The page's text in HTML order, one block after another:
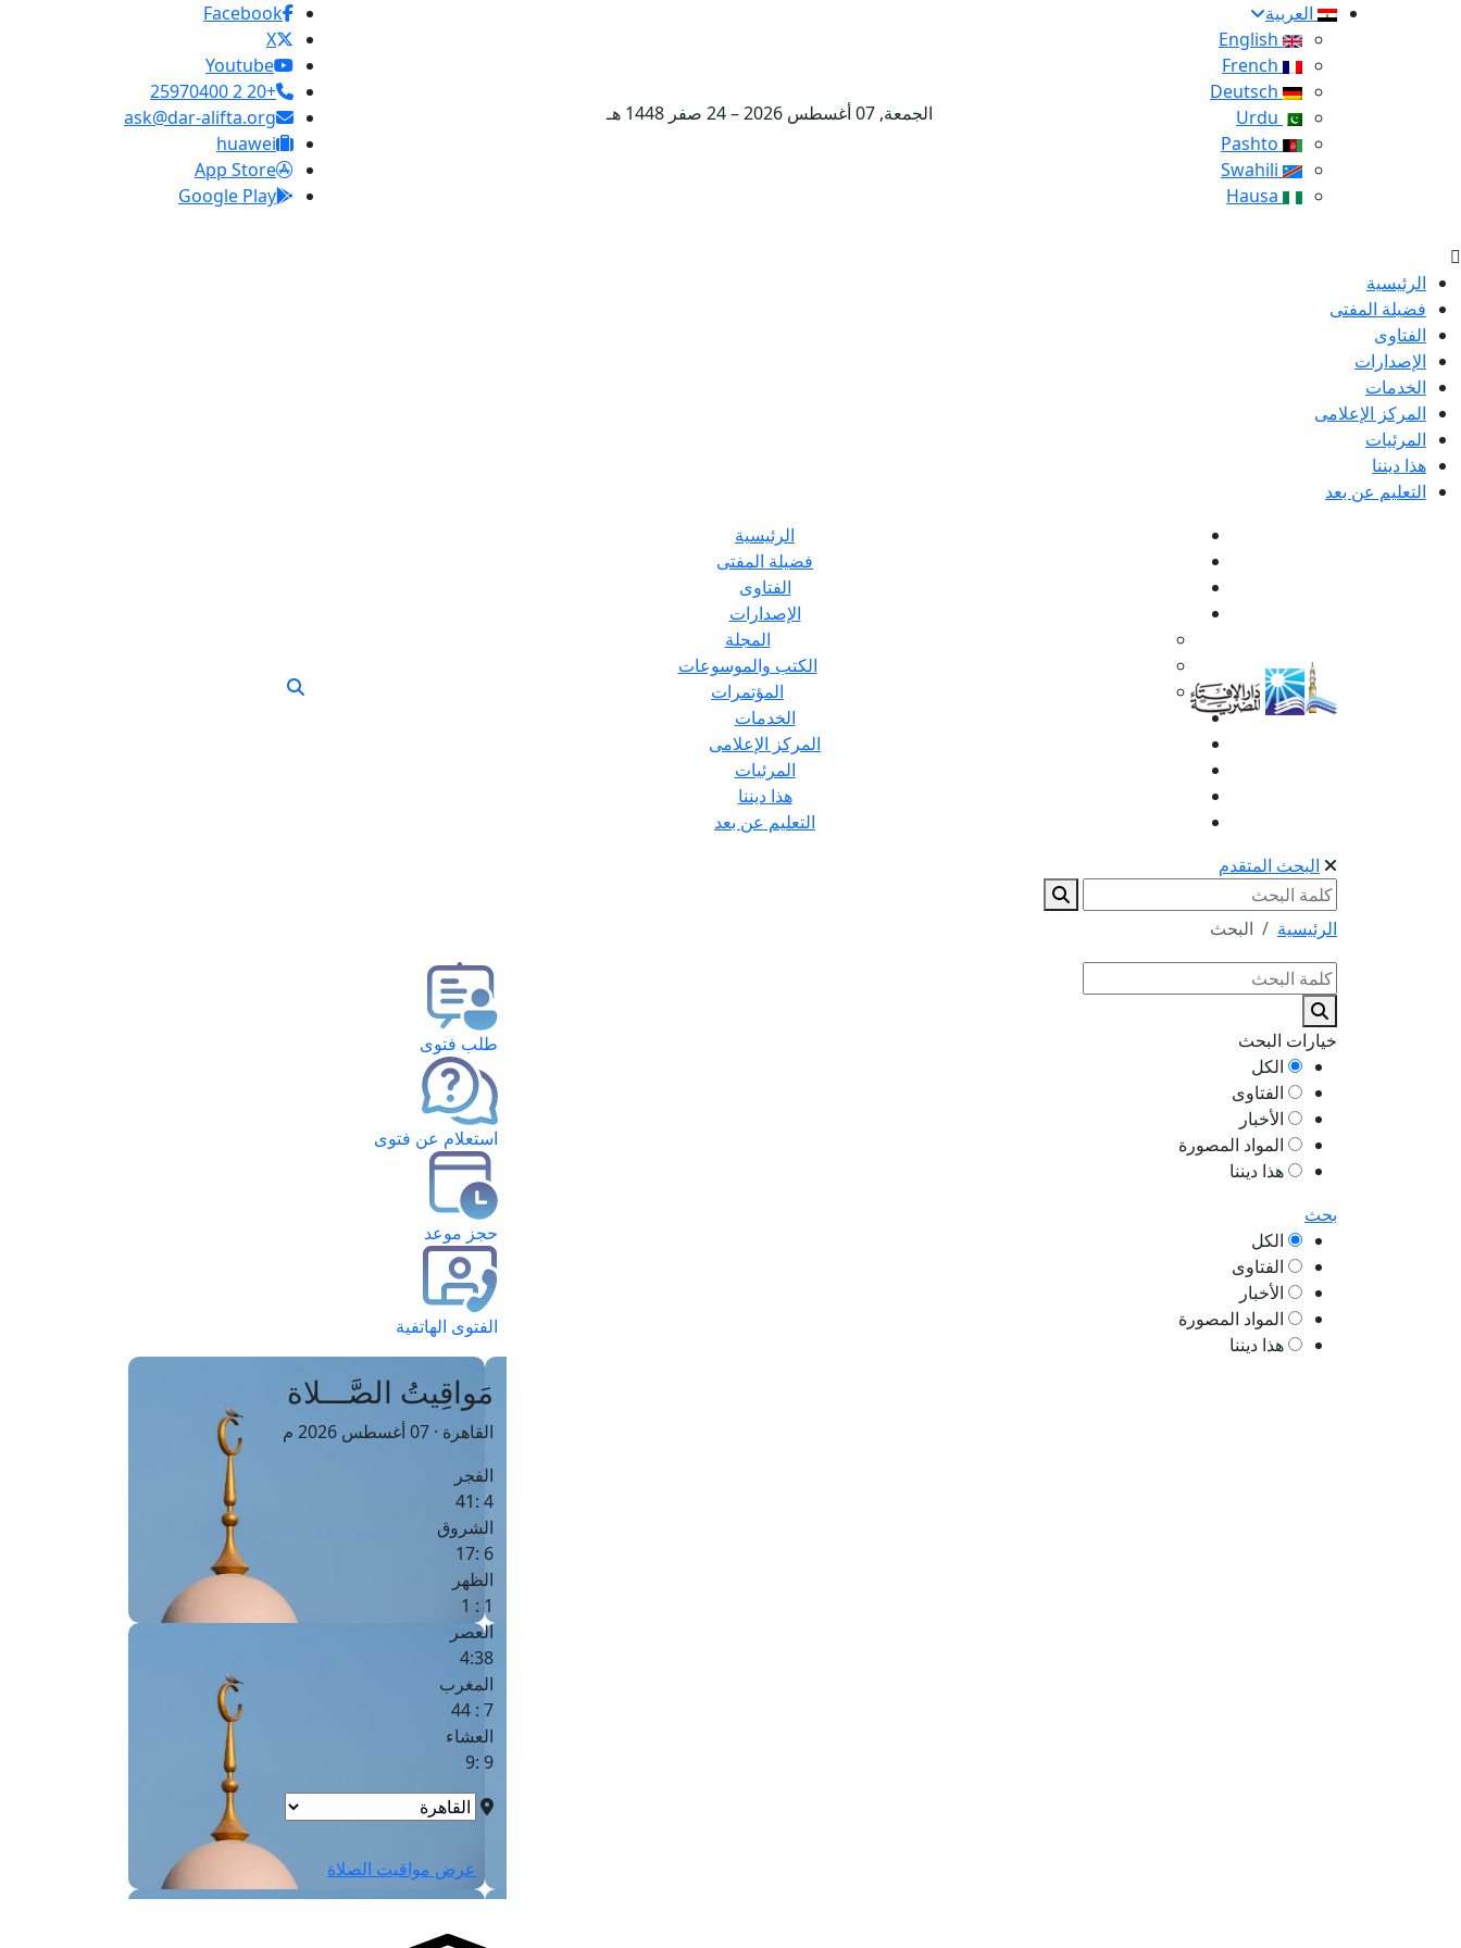
العربية
الجمعة, 07 أغسطس 2026 – 24 صفر 1448 هـ
Facebook
X
Youtube
+20 2 25970400
ask@dar-alifta.org
huawei
App Store
Google Play
الرئيسية
فضيلة المفتى
الفتاوى
الإصدارات
الخدمات
المركز الإعلامى
المرئيات
هذا ديننا
التعليم عن بعد
الرئيسية
فضيلة المفتى
الفتاوى
الإصدارات
المجلة
الكتب والموسوعات
المؤتمرات
الخدمات
المركز الإعلامى
المرئيات
هذا ديننا
التعليم عن بعد
البحث المتقدم
الرئيسية البحث
خيارات البحث
الكل
الفتاوى
الأخبار
المواد المصورة
هذا ديننا
بحث
الكل
الفتاوى
الأخبار
المواد المصورة
هذا ديننا
طلب فتوى
استعلام عن فتوى
حجز موعد
الفتوى الهاتفية
مَواقِيتُ الصَّـــلاة
القاهرة · 07 أغسطس 2026 م
الفجر
4 :41
الشروق
6 :17
الظهر
1 : 1
العصر
4:38
المغرب
7 : 44
العشاء
9 :9
عرض مواقيت الصلاة